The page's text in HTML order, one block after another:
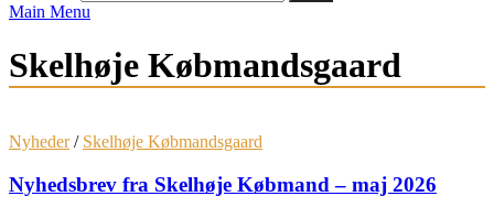
Main Menu
Skelhøje Købmandsgaard
Nyheder/ Skelhøje Købmandsgaard
Nyhedsbrev fra Skelhøje Købmand – maj 2026